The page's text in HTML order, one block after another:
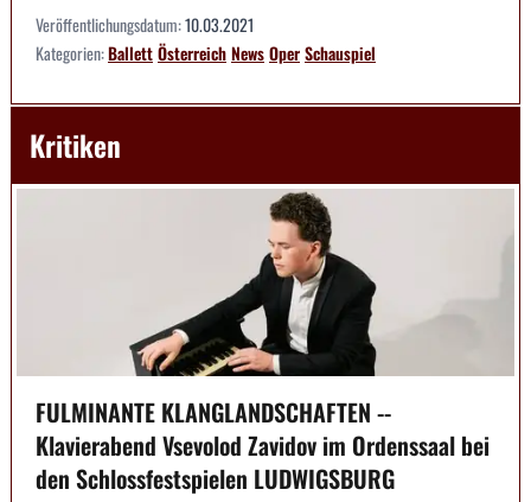
Veröffentlichungsdatum:10.03.2021
Kategorien:BallettÖsterreichNewsOperSchauspiel
Kritiken
FULMINANTE KLANGLANDSCHAFTEN --
Klavierabend Vsevolod Zavidov im Ordenssaal bei
den Schlossfestspielen LUDWIGSBURG